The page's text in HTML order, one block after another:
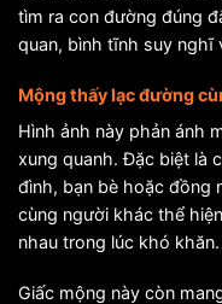
tìm ra con đường đúng
quan, bình tĩnh suy nghĩ
Mộng thấy lạc đường
Hình ảnh này phản ánh
xung quanh. Đặc biệt là
đình, bạn bè hoặc đồng
cùng người khác thể
nhau trong lúc khó khăn.
Giấc mộng này còn